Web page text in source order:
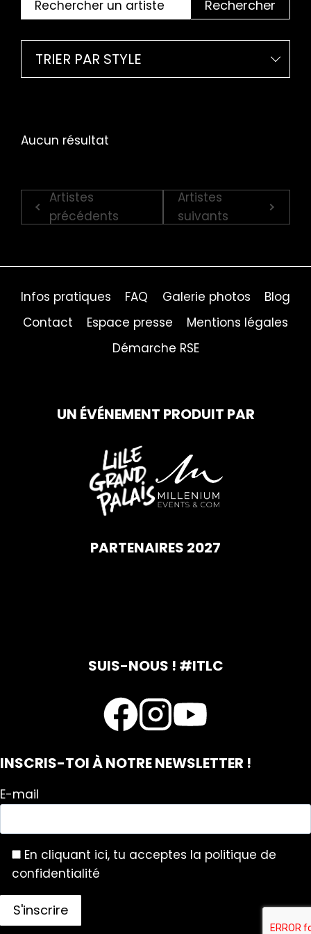
Rechercher
TRIER PAR STYLE
Aucun résultat
Artistes
précédents
Artistes
suivants
Infos pratiques FAQ Galerie photos
Blog
Contact
Espace presse
Mentions légales
Démarche RSE
UN ÉVÉNEMENT PRODUIT PAR
PARTENAIRES 2027
SUIS-NOUS ! #ITLC
INSCRIS-TOI À NOTRE NEWSLETTER !
E-mail
En cliquant ici, tu acceptes la politique de
confidentialité